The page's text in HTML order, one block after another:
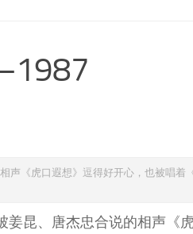
声《虎口遐想》逗得好开心，也被唱着
昆、唐杰忠合说的相声《